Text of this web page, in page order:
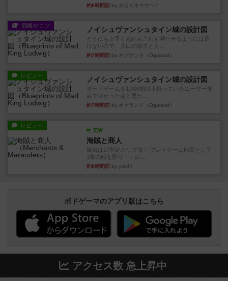
約6時間前 by タカミネコウヘイ
戦略やコツ ノイシュヴァンシュタイン城の設計図
どうにも上手くあれもこれも満たせるようには置
けないので、入口の除去と入...
約7時間前 by オグランド（Oguland）
レビュー ノイシュヴァンシュタイン城の設計図
ボードゲームを1,000個以上持っているユーザー視
点で良かった点と悪か...
約7時間前 by オグランド（Oguland）
レビュー
充実
海賊と商人
舞台は17世紀カリブ海！ プレイヤーは船長として
1隻の船を駆り・・17...
約8時間前 by yuishi
ボドゲーマのアプリ版はこちら
アクセス数 急上昇中